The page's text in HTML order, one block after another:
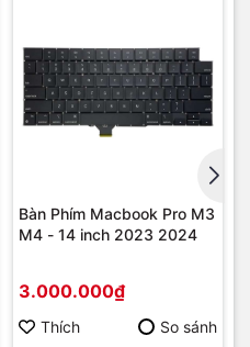
Bàn Phím Macbook Pro M3
M4 - 14 inch 2023 2024
3.000.000₫
Thích So sánh